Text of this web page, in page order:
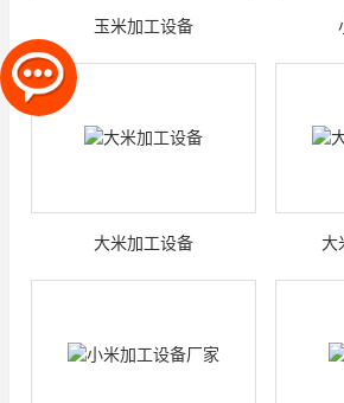
玉米加工设备
大米加工设备 大